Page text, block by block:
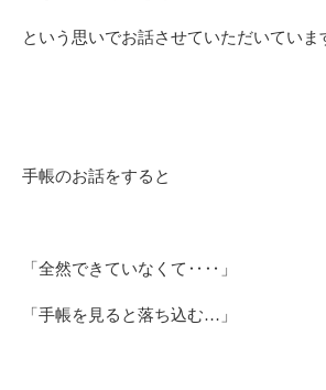
という思いでお話させていただいていま
手帳のお話をすると
「全然できていなくて‥‥」
「手帳を見ると落ち込む…」